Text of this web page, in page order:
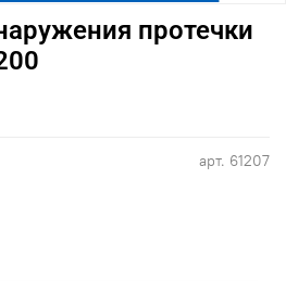
арт. 61207
протечки